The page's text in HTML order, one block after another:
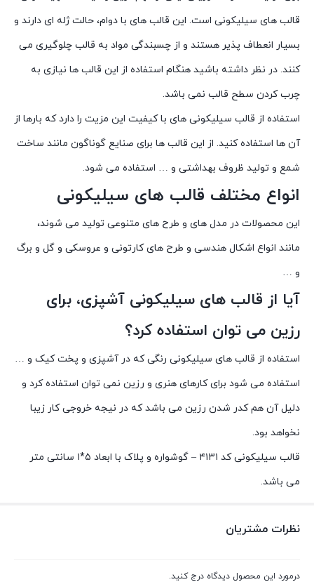
قالب های سیلیکونی است. این قالب های با دوام، حالت ژله ای دارند و
بسیار انعطاف پذیر هستند و از چسبندگی مواد به قالب چلوگیری می
کنند. در نظر داشته باشید هنگام استفاده از این قالب ها نیازی به
چرب کردن سطح قالب نمی باشد.
استفاده از قالب سیلیکونی های با کیفیت این مزیت را دارد که بارها از
آن ها استفاده کنید. از این قالب ها برای صنایع گوناگون مانند ساخت
شمع و تولید ظروف بهداشتی و … استفاده می شود.
انواع مختلف قالب های سیلیکونی
این محصولات در مدل های و طرح های متنوعی تولید می شوند،
مانند انواع اشکال هندسی و طرح های کارتونی و عروسکی و گل و برگ
و …
آیا از قالب های سیلیکونی آشپزی، برای
رزین می توان استفاده کرد؟
استفاده از قالب های سیلیکونی رنگی که در آشپزی و پخت کیک و …
استفاده می شود برای کارهای هنری و رزین نمی توان استفاده کرد و
دلیل آن هم کدر شدن رزین می باشد که در نیجه خروجی کار زیبا
نخواهد بود.
قالب سیلیکونی کد ۴۱۳۱ – گوشواره و پلاک با ابعاد ۵*۱ سانتی متر
می باشد.
نظرات مشتریان
درمورد این محصول دیدگاه درج کنید.